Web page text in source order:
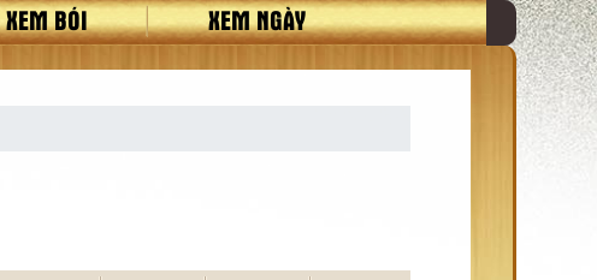
XEM BÓI XEM NGÀY